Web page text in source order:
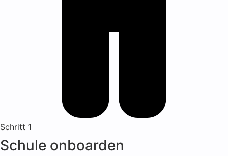
Schritt 1
Schule onboarden